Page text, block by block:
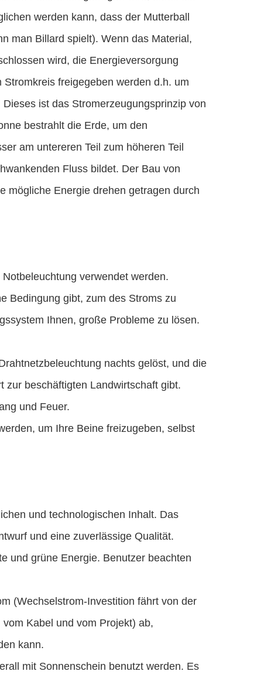
werden kann, dass der Mutterball
man Billard spielt). Wenn das Material,
wird, die Energieversorgung
freigegeben werden d.h. um
ist das Stromerzeugungsprinzip von
bestrahlt die Erde, um den
am untereren Teil zum höheren Teil
Fluss bildet. Der Bau von
mögliche Energie drehen getragen durch
verwendet werden.
Bedingung gibt, zum des Stroms zu
Ihnen, große Probleme zu lösen.
nachts gelöst, und die
zur beschäftigten Landwirtschaft gibt.
und Feuer.
um Ihre Beine freizugeben, selbst
und technologischen Inhalt. Das
und eine zuverlässige Qualität.
und grüne Energie. Benutzer beachten
(Wechselstrom-Investition fährt von der
Kabel und vom Projekt) ab,
kann.
mit Sonnenschein benutzt werden. Es